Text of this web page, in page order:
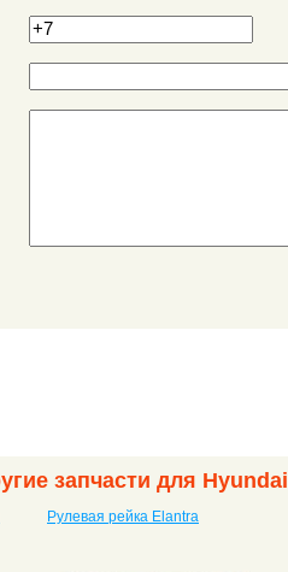
запчасти для Hyundai
Рулевая рейка Elantra